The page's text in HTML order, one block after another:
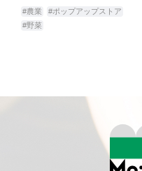
#農業
#ポップアップストア
#野菜